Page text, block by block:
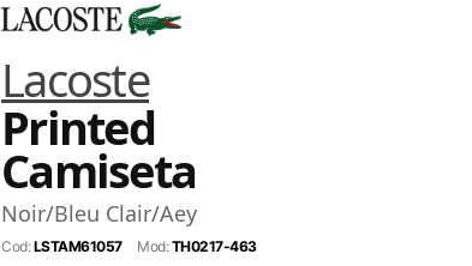
Lacoste
Printed
Camiseta
Noir/Bleu Clair/Aey
Cod:LSTAM61057Mod:TH0217-463